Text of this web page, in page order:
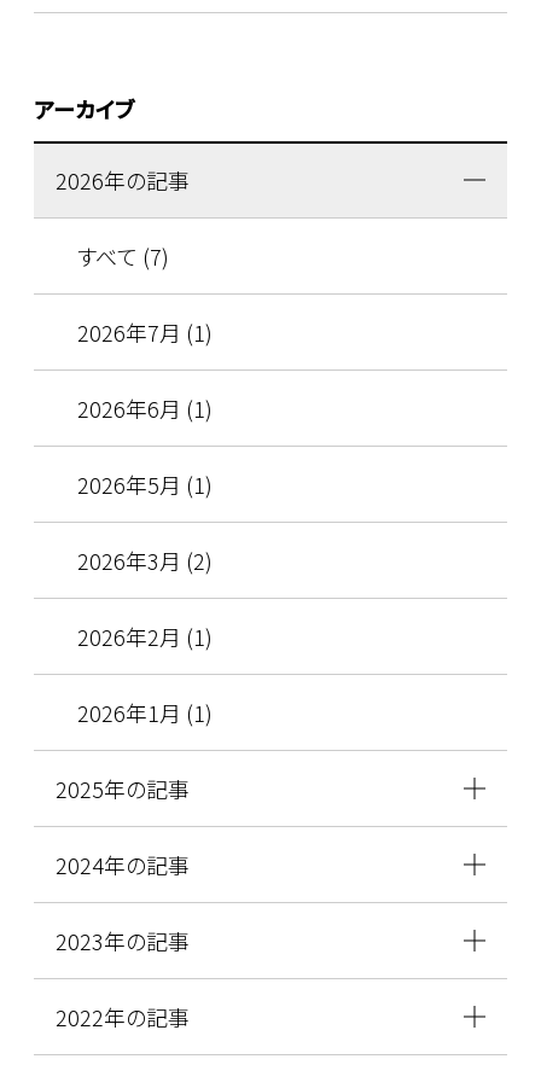
アーカイブ
2026年の記事
すべて (7)
2026年7月 (1)
2026年6月 (1)
2026年5月 (1)
2026年3月 (2)
2026年2月 (1)
2026年1月 (1)
2025年の記事
2024年の記事
2023年の記事
2022年の記事